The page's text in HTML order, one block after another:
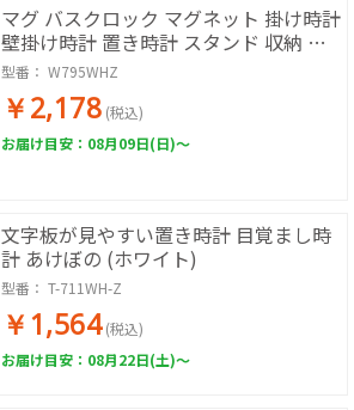
マグ バスクロック マグネット 掛け時計
壁掛け時計 置き時計 スタンド 収納 生
活防水 IP54 見やすい シンプル お風呂
キッチン 台所 水回り 厨房 直径約
15.0cm ノア精密
型番： W795WHZ
￥2,178 (税込)
お届け目安：08月09日(日)～
文字板が見やすい置き時計 目覚まし時
計 あけぼの (ホワイト)
型番： T-711WH-Z
￥1,564 (税込)
お届け目安：08月22日(土)～